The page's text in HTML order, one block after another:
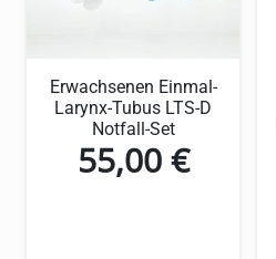
Mobilität
Einfache Ein-Knopf-
mühelose Anwendung
Automatische
Sekunden für lange
Erwachsenen Einmal-
Larynx-Tubus LTS-D
Notfall-Set
55,00€